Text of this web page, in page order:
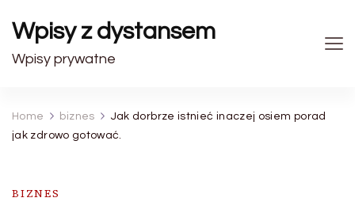
Wpisy z dystansem
Wpisy prywatne
Home biznes
Jak dorbrze istnieć inaczej osiem porad
jak zdrowo gotować.
BIZNES